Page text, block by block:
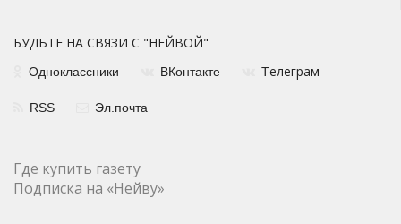
БУДЬТЕ НА СВЯЗИ С "НЕЙВОЙ"
Одноклассники ВКонтакте Телеграм
RSS Эл.почта
Где купить газету
Подписка на «Нейву»